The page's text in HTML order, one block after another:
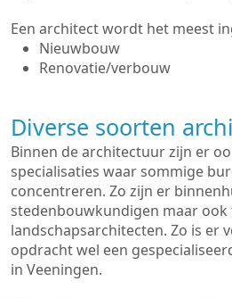
Een architect wordt het meest
Nieuwbouw
Renovatie/verbouw
Diverse soorten
Binnen de architectuur zijn er
specialisaties waar sommige
concentreren. Zo zijn er
stedenbouwkundigen maar ook
landschapsarchitecten. Zo is er
opdracht wel een
in Veeningen.